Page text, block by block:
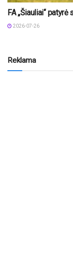
FA „Šiauliai“
2026-07-26
Reklama